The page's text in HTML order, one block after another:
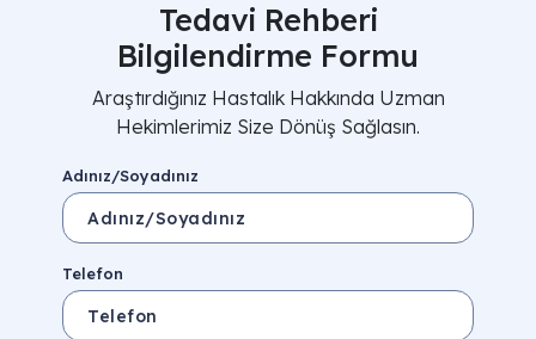
Tedavi Rehberi
Bilgilendirme Formu
Araştırdığınız Hastalık Hakkında Uzman
Hekimlerimiz Size Dönüş Sağlasın.
Adınız/Soyadınız
Telefon